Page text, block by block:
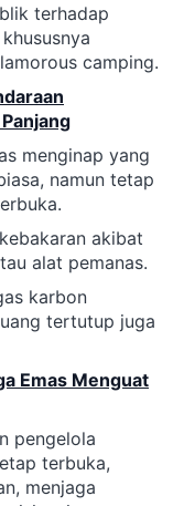
terhadap
camping.
menginap yang
namun tetap
akibat
alat pemanas.
karbon
tertutup juga
Emas Menguat
pengelola
terbuka,
menjaga